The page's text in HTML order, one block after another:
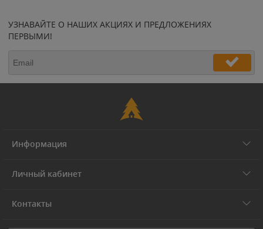
УЗНАВАЙТЕ О НАШИХ АКЦИЯХ И ПРЕДЛОЖЕНИЯХ
ПЕРВЫМИ!
Информация
Личный кабинет
Контакты